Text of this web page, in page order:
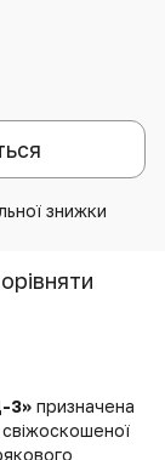
знижки
3» призначена